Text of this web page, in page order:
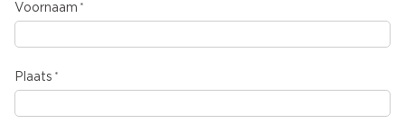
Voornaam
Plaats